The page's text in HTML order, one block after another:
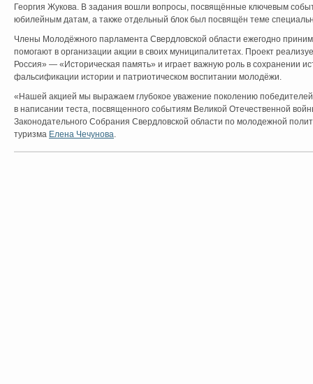
Георгия Жукова. В задания вошли вопросы, посвящённые ключевым
юбилейным датам, а также отдельный блок был посвящён теме
Члены Молодёжного парламента Свердловской области ежегодно
помогают в организации акции в своих муниципалитетах. Проект
Россия» — «Историческая память» и играет важную роль в сохранении
фальсификации истории и патриотическом воспитании молодёжи.
«Нашей акцией мы выражаем глубокое уважение поколению
в написании теста, посвященного событиям Великой Отечественной
Законодательного Собрания Свердловской области по молодежной
туризма Елена Чечунова.